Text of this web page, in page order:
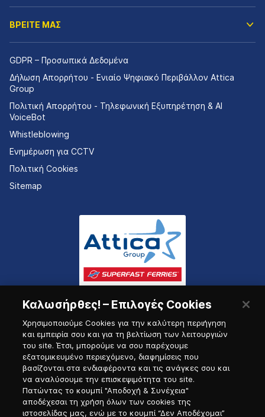
ΒΡΕΙΤΕ ΜΑΣ
GDPR – Προσωπικά Δεδομένα
Δήλωση Απορρήτου - Ενιαίο Ψηφιακό Περιβάλλον Attica
Group
Πολιτική Απορρήτου - Τηλεφωνική Εξυπηρέτηση & AI
VoiceBot
Whistleblowing
Ενημέρωση για CCTV
Πολιτική Cookies
Sitemap
Πύλη Ναυτικού
Καλωσήρθες! – Επιλογές Cookies
Χρησιμοποιούμε Cookies για την καλύτερη περιήγηση
και εμπειρία σου και για τη βελτίωση των λειτουργιών
του site. Έτσι, μπορούμε να σου παρέχουμε
εξατομικευμένο περιεχόμενο, διαφημίσεις που
βασίζονται στα ενδιαφέροντα και τις ανάγκες σου και
να αναλύσουμε την επισκεψιμότητα του site.
Πατώντας το κουμπί "Αποδοχή & Συνέχεια"
αποδέχεσαι τη χρήση όλων των cookies της
ιστοσελίδας μας, ενώ με το κουμπί “Δεν Αποδέχομαι”